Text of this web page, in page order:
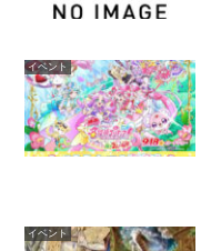
イベント
イベント